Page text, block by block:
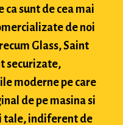
sunt de cea mai
de noi
Glass, Saint
securizate,
moderne pe care
de pe masina si
tale, indiferent de